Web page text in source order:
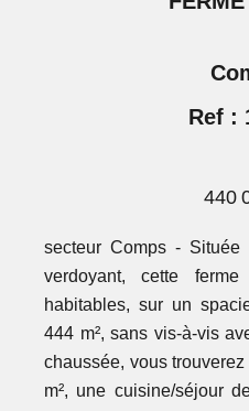
Ref :
440
secteur Comps -
verdoyant, cette
habitables, sur un
444 m², sans vis-à-vis
chaussée, vous
m², une cuisine/séjour